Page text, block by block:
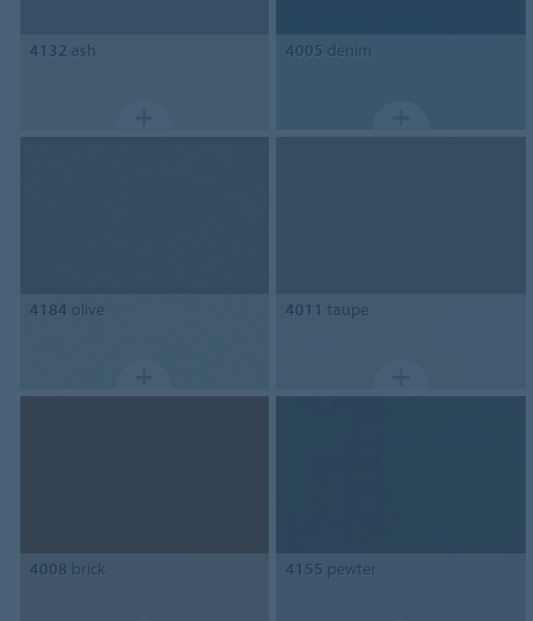
4132 ash 4005 denim
4184 olive 4011 taupe
4008 brick 4155 pewter